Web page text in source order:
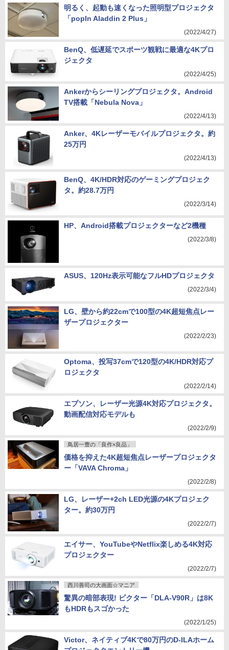
明るく、起動も速くなった照明型プロジェクタ
「popIn Aladdin 2 Plus」
(2022/4/27)
BenQ、低遅延でスポーツ観戦に最適な4Kプロ
ジェクタ
(2022/4/25)
Ankerからシーリングプロジェクタ。Android
TV搭載「Nebula Nova」
(2022/4/13)
Anker、4Kレーザーモバイルプロジェクタ。約
25万円
(2022/4/13)
BenQ、4K/HDR対応のゲーミングプロジェク
タ。約28.7万円
(2022/3/14)
HP、Android搭載プロジェクターなど2機種
(2022/3/8)
ASUS、120Hz表示可能なフルHDプロジェクタ
(2022/3/4)
LG、壁から約22cmで100型の4K超短焦点レー
ザープロジェクター
(2022/2/23)
Optoma、投写37cmで120型の4K/HDR対応プ
ロジェクタ
(2022/2/14)
エプソン、レーザー光源4K対応プロジェクタ。
動画配信対応モデルも
(2022/2/9)
鳥居一豊の「良作×良品」
価格を抑えた4K超短焦点レーザープロジェクタ
ー「VAVA Chroma」
(2022/2/8)
LG、レーザー+2ch LED光源の4Kプロジェク
ター。約30万円
(2022/2/7)
エイサー、YouTubeやNetflix楽しめる4K対応
プロジェクター
(2022/2/7)
西川善司の大画面☆マニア
驚異の暗部表現! ビクター「DLA-V90R」は8K
もHDRもスゴかった
(2022/1/25)
Victor、ネイティブ4Kで80万円のD-ILAホーム